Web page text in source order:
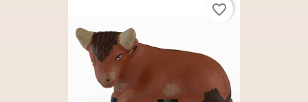
favorite_border